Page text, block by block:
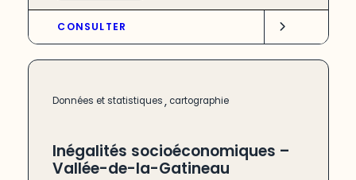
CONSULTER
Données et statistiques, cartographie
Inégalités socioéconomiques –
Vallée-de-la-Gatineau